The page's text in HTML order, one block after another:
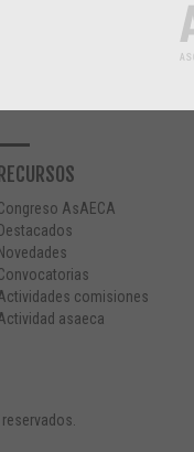
RECURSOS
AsAECA
Destacados
Novedades
comisiones
asaeca